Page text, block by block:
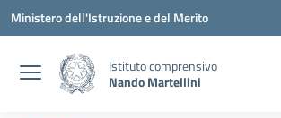
Vai ai contenuti
Vai al menu di navigazione
Vai al footer
Ministero dell'Istruzione e del Merito
Istituto comprensivo
Nando Martellini